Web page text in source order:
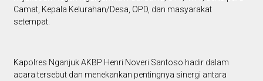
Camat, Kepala Kelurahan/Desa, OPD, dan masyarakat
setempat.
Kapolres Nganjuk AKBP Henri Noveri Santoso hadir dalam
acara tersebut dan menekankan pentingnya sinergi antara